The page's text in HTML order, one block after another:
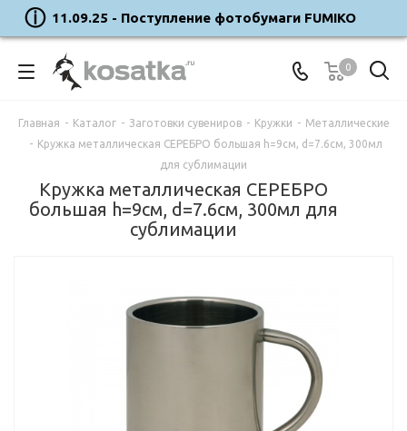
11.09.25 - Поступление фотобумаги FUMIKO
0
Главная - Каталог - Заготовки сувениров - Кружки - Металлические
- Кружка металлическая СЕРЕБРО большая h=9см, d=7.6см, 300мл
для сублимации
Кружка металлическая СЕРЕБРО
большая h=9см, d=7.6см, 300мл для
сублимации